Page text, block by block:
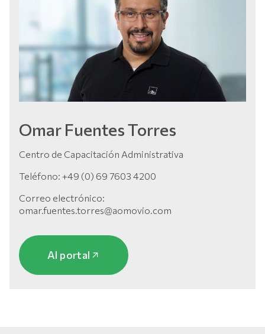
Omar Fuentes Torres
Centro de Capacitación Administrativa
Teléfono: +49 (0) 69 7603 4200
Correo electrónico:
omar.fuentes.torres@aomovio.com
Al portal